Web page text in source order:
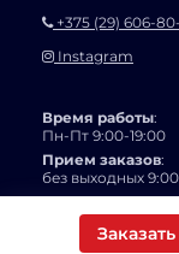
+375 (29) 606-
Instagram
Время работы:
Пн-Пт 9:00-19:00
Прием заказов:
без выходных
ИП УНП 193197917
Юридический